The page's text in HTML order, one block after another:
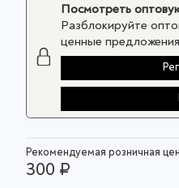
Посмотреть
Разблокируйте
ценные
Рекомендуемая розничная
300 ₽